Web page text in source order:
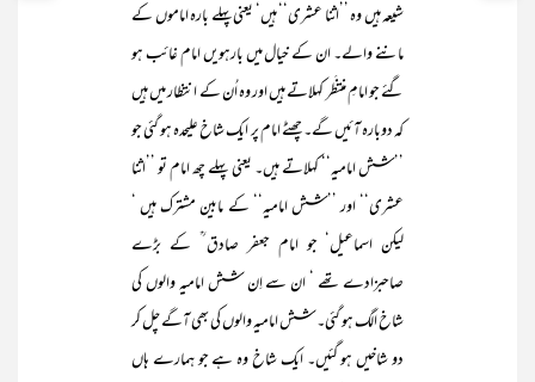
شیعہ ہیں وہ ’’اثنا عشری‘‘ ہیں‘ یعنی پہلے بارہ اماموں کے
ماننے والے۔ ان کے خیال میں بارہویں امام غائب ہو
گئے جو امامِ منتظَر کہلاتے ہیں اور وہ اُن کے انتظار میں ہیں
کہ دوبارہ آئیں گے۔ چھٹے امام پر ایک شاخ علیحدہ ہو گئی جو
’’شش امامیہ‘‘ کہلاتے ہیں۔ یعنی پہلے چھ امام تو ’’اثنا
عشری‘‘ اور ’’شش امامیہ‘‘ کے مابین مشترک ہیں ‘
لیکن اسماعیل‘ جو امام جعفر صادق ؒ کے بڑے
صاحبزادے تھے ‘ ان سے اِن شش امامیہ والوں کی
شاخ الگ ہو گئی۔ شش امامیہ والوں کی بھی آگے چل کر
دو شاخیں ہو گئیں۔ ایک شاخ وہ ہے جو ہمارے ہاں